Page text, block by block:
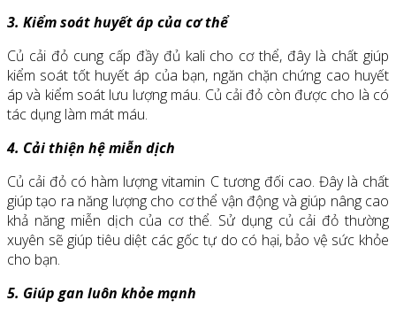
3. Kiểm soát huyết áp của cơ thể
Củ cải đỏ cung cấp đầy đủ kali cho cơ thể, đây là chất giúp
kiểm soát tốt huyết áp của bạn, ngăn chặn chứng cao huyết
áp và kiểm soát lưu lượng máu. Củ cải đỏ còn được cho là có
tác dụng làm mát máu.
4. Cải thiện hệ miễn dịch
Củ cải đỏ có hàm lượng vitamin C tương đối cao. Đây là chất
giúp tạo ra năng lượng cho cơ thể vận động và giúp nâng cao
khả năng miễn dịch của cơ thể. Sử dụng củ cải đỏ thường
xuyên sẽ giúp tiêu diệt các gốc tự do có hại, bảo vệ sức khỏe
cho bạn.
5. Giúp gan luôn khỏe mạnh